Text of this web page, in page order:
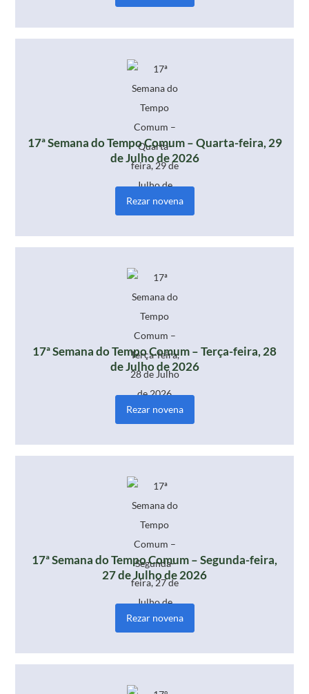
17ª Semana do Tempo Comum – Quarta-feira, 29
de Julho de 2026
Rezar novena
17ª Semana do Tempo Comum – Terça-feira, 28
de Julho de 2026
Rezar novena
17ª Semana do Tempo Comum – Segunda-feira,
27 de Julho de 2026
Rezar novena